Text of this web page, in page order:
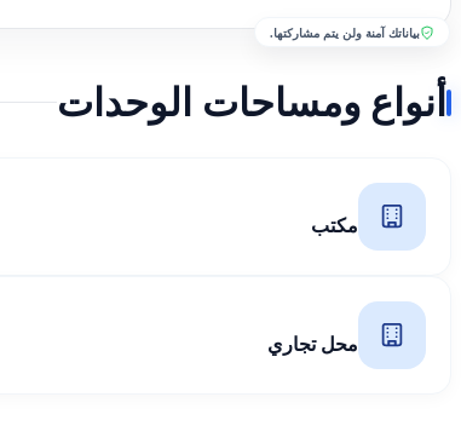
بياناتك آمنة ولن يتم مشاركتها.
أنواع ومساحات الوحدات
مكتب
محل تجاري